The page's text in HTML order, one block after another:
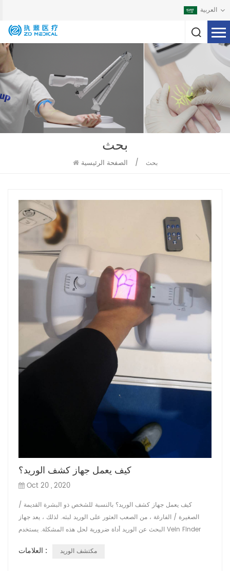
العربية
بحث
الصفحة الرئيسية / بحث
كيف يعمل جهاز كشف الوريد؟
Oct 20 , 2020
كيف يعمل جهاز كشف الوريد؟ بالنسبة للشخص ذو البشرة القديمة /
الصغيرة / الفارغة ، من الصعب العثور على الوريد لبثه. لذلك ، يعد جهاز
البحث عن الوريد أداة ضرورية لحل هذه المشكلة. يستخدم Vein Finder
الوقت الفعلي للأوردة على سطح الجلد ، بحيث يمكن للممرضة والطبيب
العلامات : مكتشف الوريد